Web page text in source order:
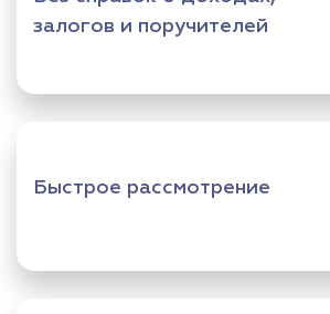
залогов и поручителей
Быстрое рассмотрение